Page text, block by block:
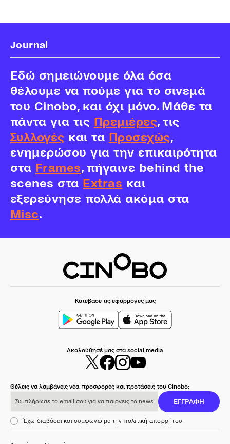
Journal
Εδώ σημειώνουμε όλα όσα
θέλουμε να πούμε για το σινεμά
του Cinobo, και όχι μόνο. Μάθε τα
πάντα για τις Πρεμιέρες, τις
Συλλογές και τα Προσεχώς,
ενημερώσου για την επικαιρότητα
στα Frames, πήγαινε behind the
scenes στα Extras και
εξερεύνησε πολλά ακόμα στα
Misc.
Κατέβασε τις εφαρμογές μας
Ακολούθησέ μας στα social media
Θέλεις να λαμβάνεις νέα, προσφορές και προτάσεις του Cinobo;
ΕΓΓΡΑΦΗ
Έχω διαβάσει και συμφωνώ με την πολιτική απορρήτου